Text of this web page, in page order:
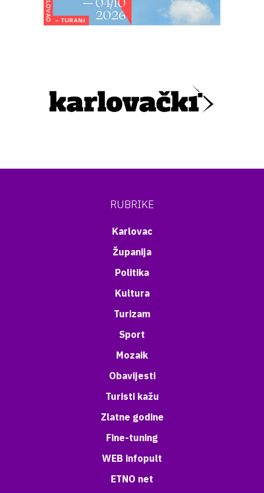
RUBRIKE
Karlovac
Županija
Politika
Kultura
Turizam
Sport
Mozaik
Obavijesti
Turisti kažu
Zlatne godine
Fine-tuning
WEB infopult
ETNO net